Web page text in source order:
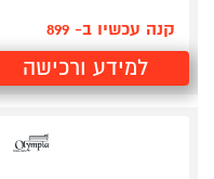
קנה עכשיו ב- 899
למידע ורכישה